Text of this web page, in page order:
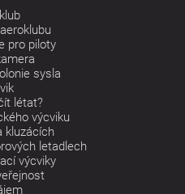
pro piloty
sysla
létat?
výcviku
kluzácích
letadlech
výcviky